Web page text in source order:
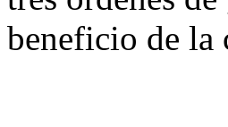
beneficio de la